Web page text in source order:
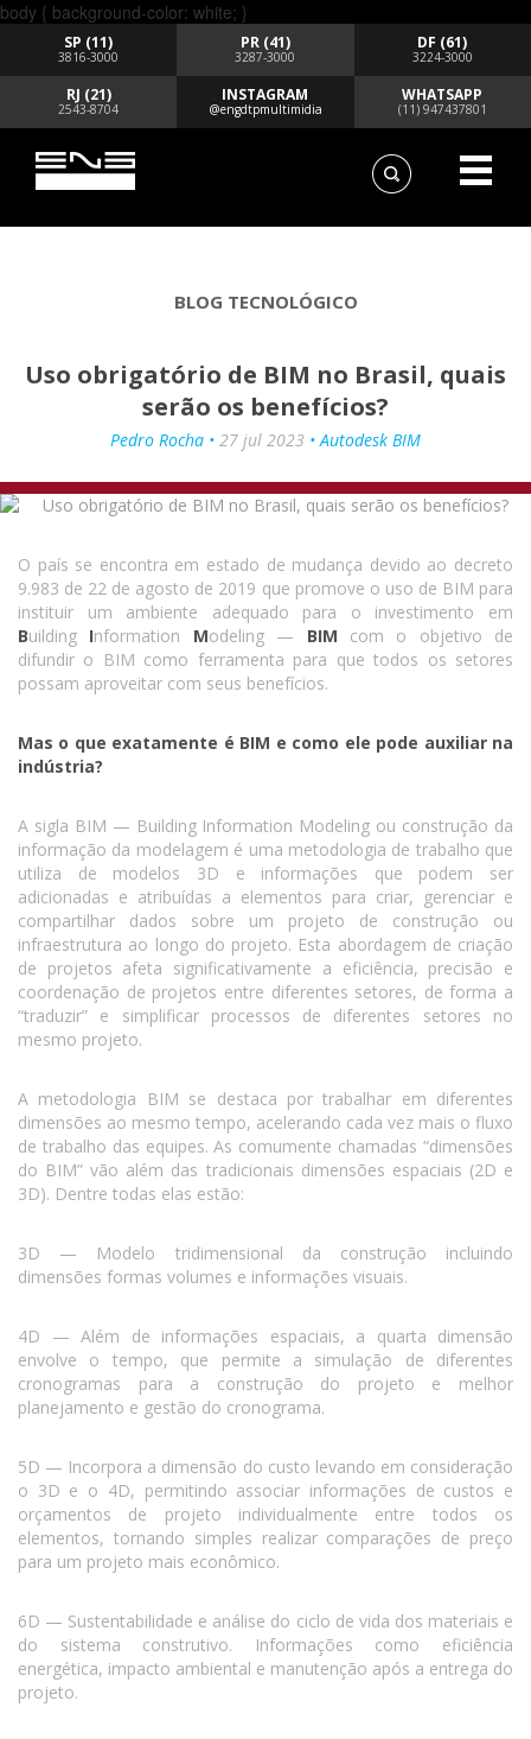
body { background-color: white; }
SP (11)
3816-3000
PR (41)
3287-3000
DF (61)
3224-3000
RJ (21)
2543-8704
INSTAGRAM
@engdtpmultimidia
WHATSAPP
(11) 947437801
BLOG TECNOLÓGICO
Uso obrigatório de BIM no Brasil, quais
serão os benefícios?
Pedro Rocha • 27 jul 2023 • Autodesk BIM
O país se encontra em estado de mudança devido ao decreto
9.983 de 22 de agosto de 2019 que promove o uso de BIM para
instituir um ambiente adequado para o investimento em
Building Information Modeling — BIM com o objetivo de
difundir o BIM como ferramenta para que todos os setores
possam aproveitar com seus benefícios.
Mas o que exatamente é BIM e como ele pode auxiliar na
indústria?
A sigla BIM — Building Information Modeling ou construção da
informação da modelagem é uma metodologia de trabalho que
utiliza de modelos 3D e informações que podem ser
adicionadas e atribuídas a elementos para criar, gerenciar e
compartilhar dados sobre um projeto de construção ou
infraestrutura ao longo do projeto. Esta abordagem de criação
de projetos afeta significativamente a eficiência, precisão e
coordenação de projetos entre diferentes setores, de forma a
“traduzir” e simplificar processos de diferentes setores no
mesmo projeto.
A metodologia BIM se destaca por trabalhar em diferentes
dimensões ao mesmo tempo, acelerando cada vez mais o fluxo
de trabalho das equipes. As comumente chamadas “dimensões
do BIM” vão além das tradicionais dimensões espaciais (2D e
3D). Dentre todas elas estão:
3D — Modelo tridimensional da construção incluindo
dimensões formas volumes e informações visuais.
4D — Além de informações espaciais, a quarta dimensão
envolve o tempo, que permite a simulação de diferentes
cronogramas para a construção do projeto e melhor
planejamento e gestão do cronograma.
5D — Incorpora a dimensão do custo levando em consideração
o 3D e o 4D, permitindo associar informações de custos e
orçamentos de projeto individualmente entre todos os
elementos, tornando simples realizar comparações de preço
para um projeto mais econômico.
6D — Sustentabilidade e análise do ciclo de vida dos materiais e
do sistema construtivo. Informações como eficiência
energética, impacto ambiental e manutenção após a entrega do
projeto.